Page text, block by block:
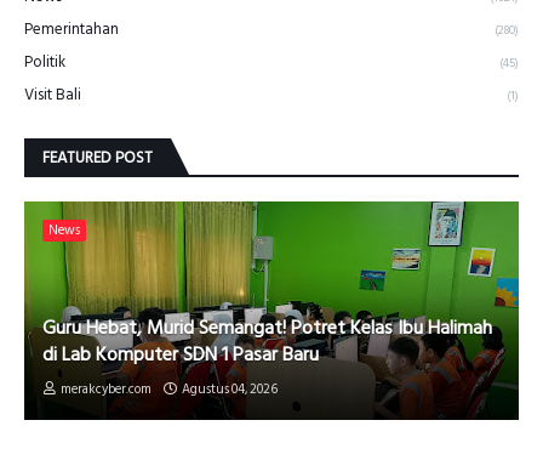
Pemerintahan (280)
Politik (45)
Visit Bali (1)
FEATURED POST
News
Guru Hebat, Murid Semangat! Potret Kelas Ibu Halimah
di Lab Komputer SDN 1 Pasar Baru
merakcyber.com Agustus 04, 2026